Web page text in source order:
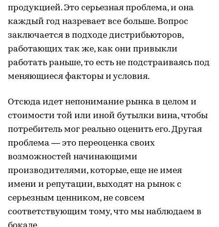
продукцией. Это серьезная проблема, и она
каждый год назревает все больше. Вопрос
заключается в подходе дистрибьюторов,
работающих так же, как они привыкли
работать раньше, то есть не подстраиваясь под
меняющиеся факторы и условия.
Отсюда идет непонимание рынка в целом и
стоимости той или иной бутылки вина, чтобы
потребитель мог реально оценить его. Другая
проблема — это переоценка своих
возможностей начинающими
производителями, которые, еще не имея
имени и репутации, выходят на рынок с
серьезным ценником, не совсем
соответствующим тому, что мы наблюдаем в